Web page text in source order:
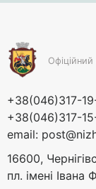
Офіційний
+38(046)317-
+38(046)317-
email:
16600,
пл. імені Івана